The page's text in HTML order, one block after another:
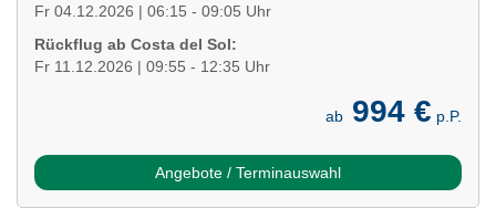
Fr 04.12.2026 | 06:15 - 09:05 Uhr
Rückflug ab Costa del Sol:
Fr 11.12.2026 | 09:55 - 12:35 Uhr
ab 994 € p.P.
Angebote / Terminauswahl